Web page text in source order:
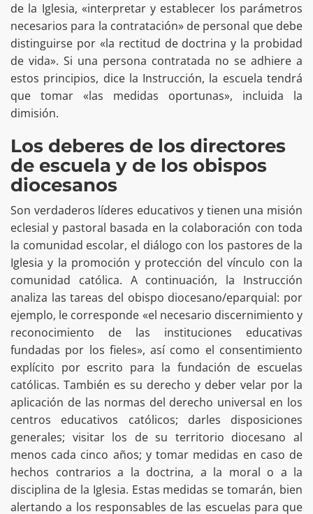
de la Iglesia, «interpretar y establecer los parámetros
necesarios para la contratación» de personal que debe
distinguirse por «la rectitud de doctrina y la probidad
de vida». Si una persona contratada no se adhiere a
estos principios, dice la Instrucción, la escuela tendrá
que tomar «las medidas oportunas», incluida la
dimisión.
Los deberes de los directores
de escuela y de los obispos
diocesanos
Son verdaderos líderes educativos y tienen una misión
eclesial y pastoral basada en la colaboración con toda
la comunidad escolar, el diálogo con los pastores de la
Iglesia y la promoción y protección del vínculo con la
comunidad católica. A continuación, la Instrucción
analiza las tareas del obispo diocesano/eparquial: por
ejemplo, le corresponde «el necesario discernimiento y
reconocimiento de las instituciones educativas
fundadas por los fieles», así como el consentimiento
explícito por escrito para la fundación de escuelas
católicas. También es su derecho y deber velar por la
aplicación de las normas del derecho universal en los
centros educativos católicos; darles disposiciones
generales; visitar los de su territorio diocesano al
menos cada cinco años; y tomar medidas en caso de
hechos contrarios a la doctrina, a la moral o a la
disciplina de la Iglesia. Estas medidas se tomarán, bien
alertando a los responsables de las escuelas para que